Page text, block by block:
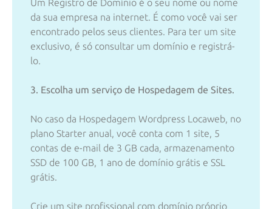
Um Registro de Domínio é o seu nome ou nome
da sua empresa na internet. É como você vai ser
encontrado pelos seus clientes. Para ter um site
exclusivo, é só consultar um domínio e registrá-
lo.
3. Escolha um serviço de Hospedagem de Sites.
No caso da Hospedagem Wordpress Locaweb, no
plano Starter anual, você conta com 1 site, 5
contas de e-mail de 3 GB cada, armazenamento
SSD de 100 GB, 1 ano de domínio grátis e SSL
grátis.
Crie um site profissional com domínio próprio